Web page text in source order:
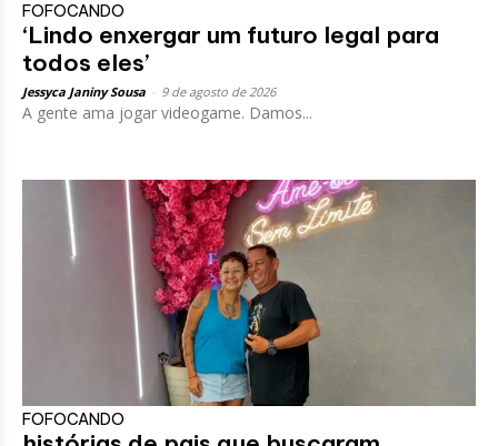
FOFOCANDO
‘Lindo enxergar um futuro legal para
todos eles’
Jessyca Janiny Sousa 9 de agosto de 2026
A gente ama jogar videogame. Damos...
FOFOCANDO